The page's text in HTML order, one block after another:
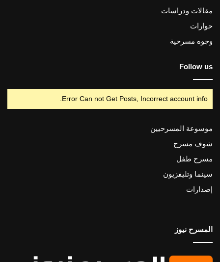
مقالات ودراسات
حوارات
وجوه مسرحية
Follow us
Error Can not Get Posts, Incorrect account info.
موسوعة المسرحيين
شوف مسرح
مسرح طفل
سينما وتليفزيون
إصدارات
المسرح نيوز